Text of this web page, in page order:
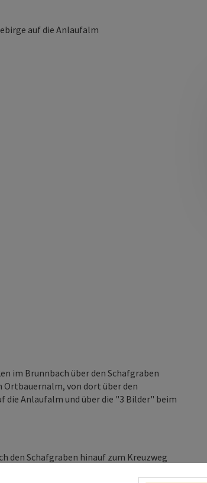
auf die Anlaufalm
im Brunnbach über den Schafgraben
von dort über den
Anlaufalm und über die "3 Bilder" beim
den Schafgraben hinauf zum Kreuzweg
über den Stieglboden zum Annerlsteg.